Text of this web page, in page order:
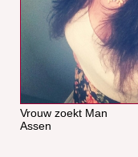
Vrouw zoekt Man
Assen